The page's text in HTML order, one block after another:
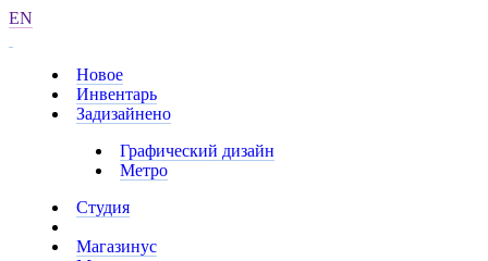
EN
Новое
Инвентарь
Задизайнено
Графический дизайн
Метро
Студия
Магазинус